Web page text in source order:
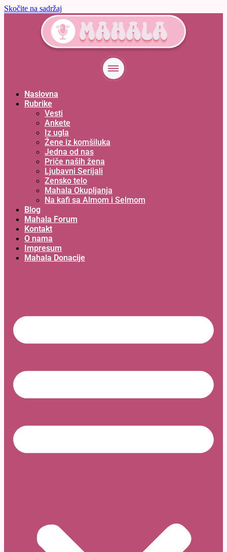
Skočite na sadržaj
Naslovna
Rubrike
Vesti
Ankete
Iz ugla
Žene iz komšiluka
Jedna od nas
Priče naših žena
Ljubavni Serijali
Zensko telo
Mahala Okupljanja
Na kafi sa Almom i Selmom
Blog
Mahala Forum
Kontakt
O nama
Impresum
Mahala Donacije